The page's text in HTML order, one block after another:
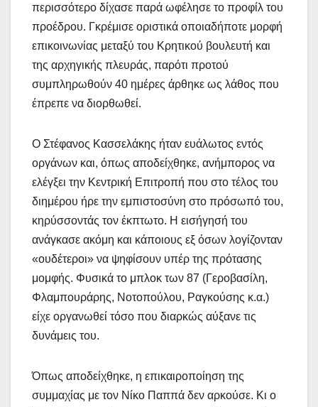
περισσότερο δίχασε παρά ωφέλησε το προφίλ του
προέδρου. Γκρέμισε οριστικά οποιαδήποτε μορφή
επικοινωνίας μεταξύ του Κρητικού βουλευτή και
της αρχηγικής πλευράς, παρότι προτού
συμπληρωθούν 40 ημέρες άρθηκε ως λάθος που
έπρεπε να διορθωθεί.
Ο Στέφανος Κασσελάκης ήταν ευάλωτος εντός
οργάνων και, όπως αποδείχθηκε, ανήμπορος να
ελέγξει την Κεντρική Επιτροπή που στο τέλος του
διημέρου ήρε την εμπιστοσύνη στο πρόσωπό του,
κηρύσσοντάς τον έκπτωτο. Η εισήγησή του
ανάγκασε ακόμη και κάποιους εξ όσων λογίζονταν
«ουδέτεροι» να ψηφίσουν υπέρ της πρότασης
μομφής. Φυσικά το μπλοκ των 87 (Γεροβασίλη,
Φλαμπουράρης, Νοτοπούλου, Ραγκούσης κ.α.)
είχε οργανωθεί τόσο που διαρκώς αύξανε τις
δυνάμεις του.
Όπως αποδείχθηκε, η επικαιροποίηση της
συμμαχίας με τον Νίκο Παππά δεν αρκούσε. Κι ο